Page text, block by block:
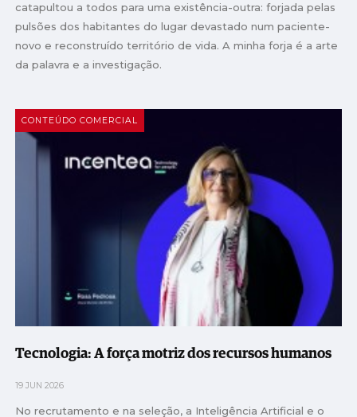
catapultou a todos para uma existência-outra: forjada pelas
pulsões dos habitantes do lugar devastado num paciente-
novo e reconstruído território de vida. A minha forja é a arte
da palavra e a investigação.
CONTEÚDO COMERCIAL
Tecnologia: A força motriz dos recursos humanos
19 JUN 2026
No recrutamento e na seleção, a Inteligência Artificial e o